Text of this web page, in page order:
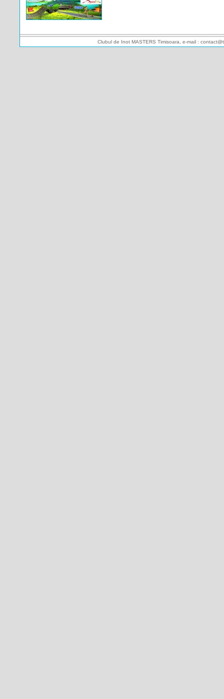
Clubul de Inot MASTERS Timisoara, e-mail :